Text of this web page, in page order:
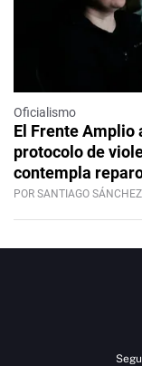
Oficialismo
El Frente Amplio
protocolo de
contempla
POR SANTIAGO SÁNCHEZ